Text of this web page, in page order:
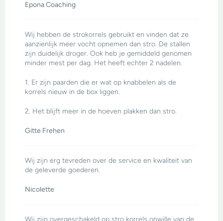
Epona Coaching
Wij hebben de strokorrels gebruikt en vinden dat ze
aanzienlijk meer vocht opnemen dan stro. De stallen
zijn duidelijk droger. Ook heb je gemiddeld genomen
minder mest per dag. Het heeft echter 2 nadelen.
1. Er zijn paarden die er wat op knabbelen als de
korrels nieuw in de box liggen.
2. Het blijft meer in de hoeven plakken dan stro.
Gitte Frehen
Wij zijn erg tevreden over de service en kwaliteit van
de geleverde goederen.
Nicolette